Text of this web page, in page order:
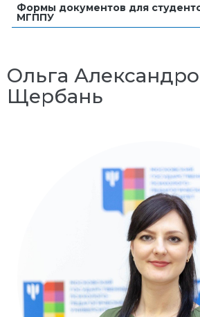
Формы документов для
МГППУ
Ольга
Щербань